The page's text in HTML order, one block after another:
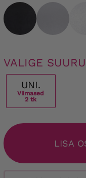
VALIGE
UNI.
Viimased
2 tk
LISA